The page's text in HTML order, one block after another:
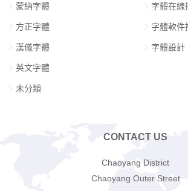
蒙納字體
方正字體
漢儀字體
英文字體
未分類
字體在線
字體軟件
字體設計
CONTACT US
Chaoyang District
Chaoyang Outer Street